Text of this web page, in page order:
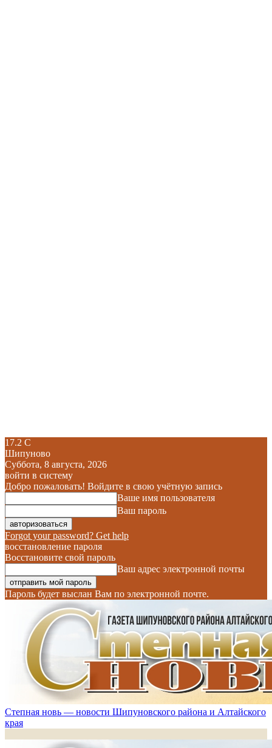
17.2 C
Шипуново
Суббота, 8 августа, 2026
войти в систему
Добро пожаловать! Войдите в свою учётную запись
Ваше имя пользователя
Ваш пароль
Forgot your password? Get help
восстановление пароля
Восстановите свой пароль
Ваш адрес электронной почты
Пароль будет выслан Вам по электронной почте.
Степная новь — новости Шипуновского района и Алтайского
края